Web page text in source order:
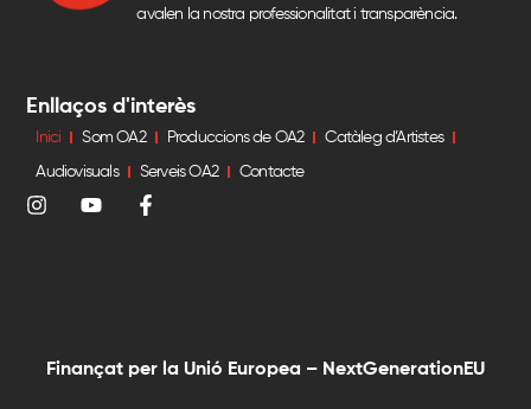
avalen la nostra professionalitat i transparència.
Enllaços d'interès
Inici Som OA2 Produccions de OA2 Catàleg d’Artistes
Audiovisuals Serveis OA2 Contacte
Finançat per la Unió Europea – NextGenerationEU